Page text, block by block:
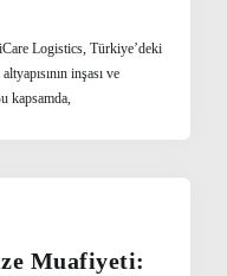
Logistics, Türkiye’deki
inşası ve
kapsamda,
Muafiyeti: